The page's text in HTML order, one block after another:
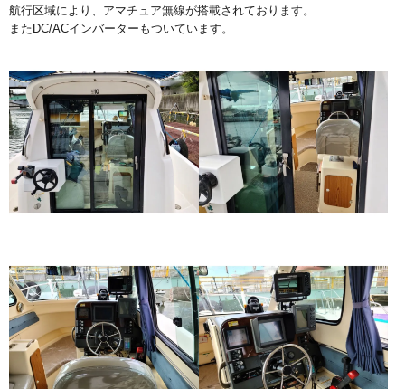
航行区域により、アマチュア無線が搭載されております。
またDC/ACインバーターもついています。